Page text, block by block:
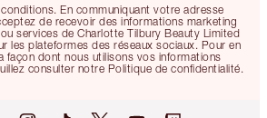
En communiquant votre adresse
de recevoir des informations marketing
services de Charlotte Tilbury Beauty Limited
les plateformes des réseaux sociaux. Pour en
façon dont nous utilisons vos informations
consulter notre Politique de confidentialité.